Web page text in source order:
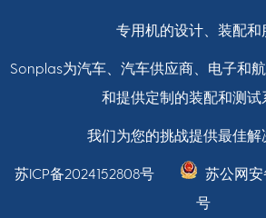
专用机的设计、装配和
Sonplas为汽车、汽车供应商、电子和
和提供定制的装配和测试
我们为您的挑战提供最佳解
苏ICP备2024152808号
苏公网
号